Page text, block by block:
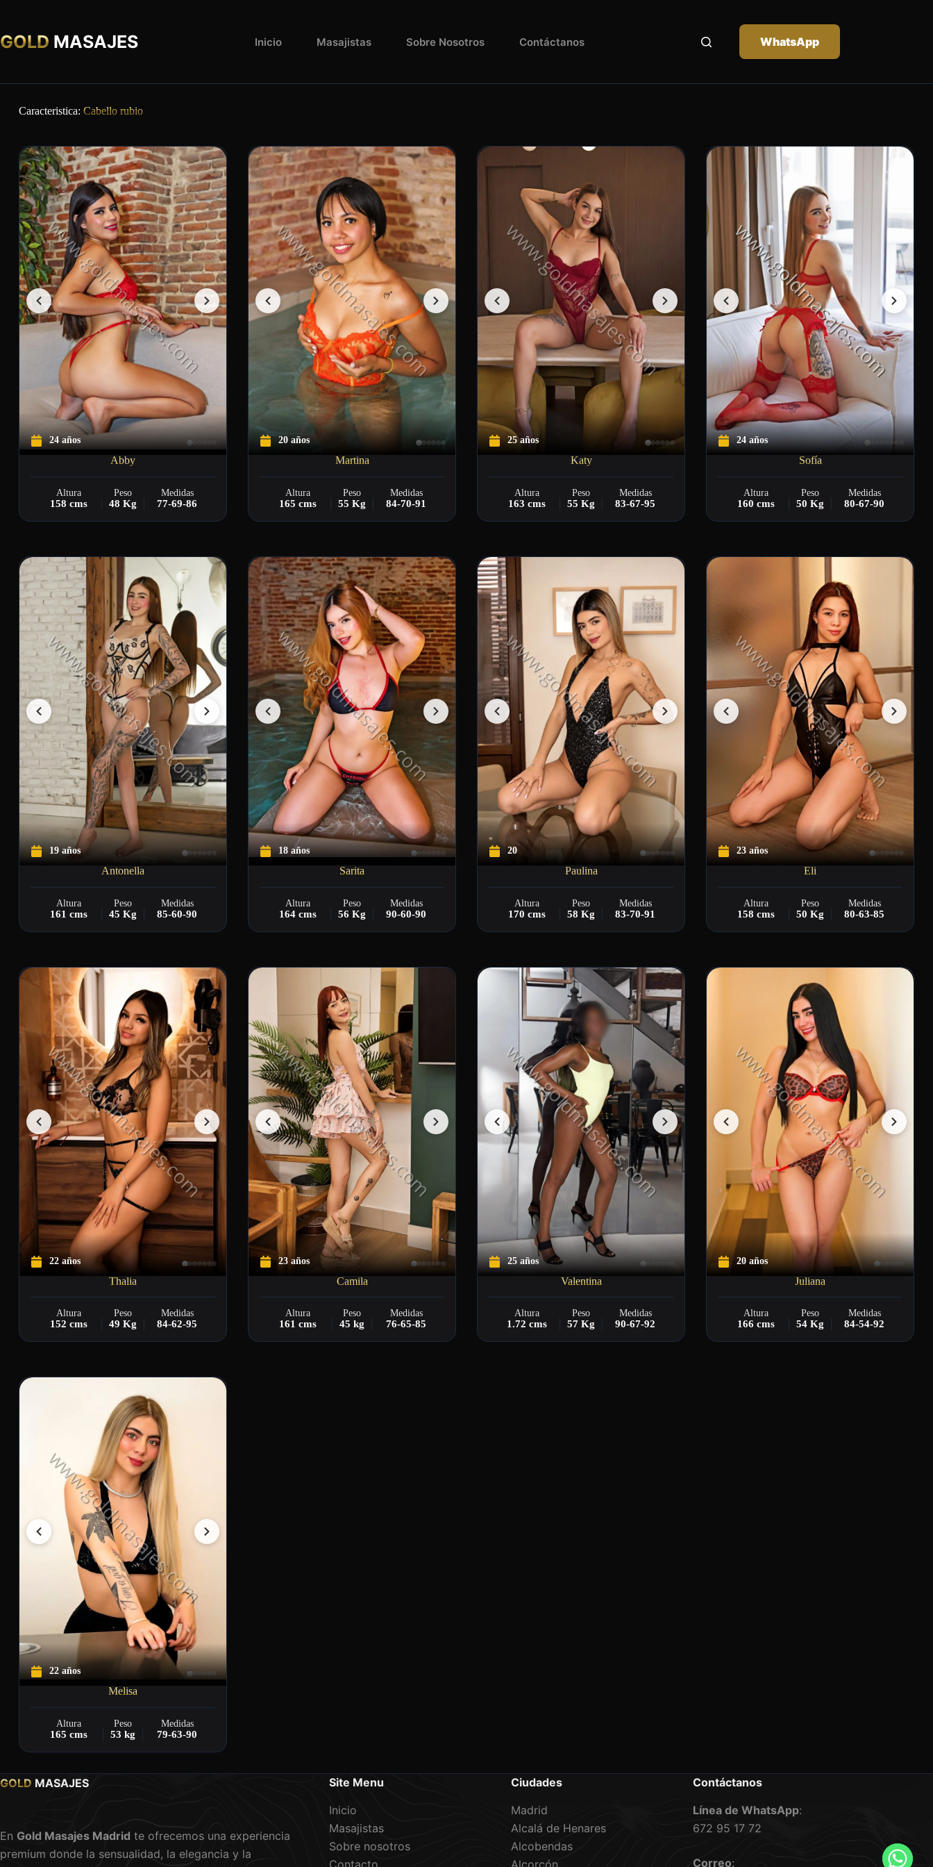
GOLD MASAJES Inicio Masajistas Sobre Nosotros Contáctanos WhatsApp
Caracteristica: Cabello rubio
24 años
Abby
Altura Peso Medidas
158 cms 48 Kg 77-69-86
20 años
Martina
Altura Peso Medidas
165 cms 55 Kg 84-70-91
25 años
Katy
Altura Peso Medidas
163 cms 55 Kg 83-67-95
24 años
Sofía
Altura Peso Medidas
160 cms 50 Kg 80-67-90
19 años
Antonella
Altura Peso Medidas
161 cms 45 Kg 85-60-90
18 años
Sarita
Altura Peso Medidas
164 cms 56 Kg 90-60-90
20
Paulina
Altura Peso Medidas
170 cms 58 Kg 83-70-91
23 años
Eli
Altura Peso Medidas
158 cms 50 Kg 80-63-85
22 años
Thalia
Altura Peso Medidas
152 cms 49 Kg 84-62-95
23 años
Camila
Altura Peso Medidas
161 cms 45 kg 76-65-85
25 años
Valentina
Altura Peso Medidas
1.72 cms 57 Kg 90-67-92
20 años
Juliana
Altura Peso Medidas
166 cms 54 Kg 84-54-92
22 años
Melisa
Altura Peso Medidas
165 cms 53 kg 79-63-90
GOLD MASAJES
En Gold Masajes Madrid te ofrecemos una experiencia
premium donde la sensualidad, la elegancia y la
Site Menu
Inicio
Masajistas
Sobre nosotros
Contacto
Ciudades
Madrid
Alcalá de Henares
Alcobendas
Alcorcón
Contáctanos
Línea de WhatsApp:
672 95 17 72
Correo: